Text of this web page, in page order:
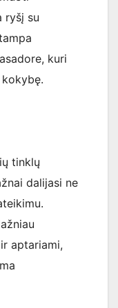
ryšį su
kuri
tinklų
dalijasi ne
aptariami,